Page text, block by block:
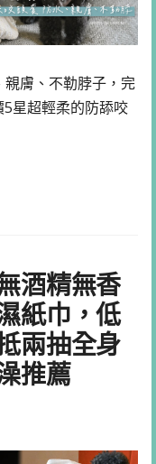
親膚、不勒脖子，完
星超輕柔的防舔咬
酒精無香
紙巾，低
兩抽全身
推薦